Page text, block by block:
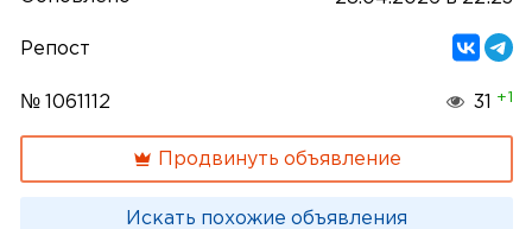
Репост
№ 1061112 31 +1
Продвинуть объявление
Искать похожие объявления